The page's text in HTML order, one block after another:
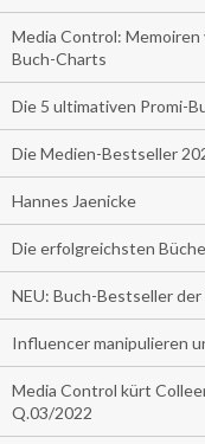
Media Control:
Buch-Charts
Die 5 ultimativen Promi-
Die Medien-Bestseller
Hannes Jaenicke
Die erfolgreichsten
NEU: Buch-Bestseller
Influencer manipulieren
Media Control kürt
Q.03/2022